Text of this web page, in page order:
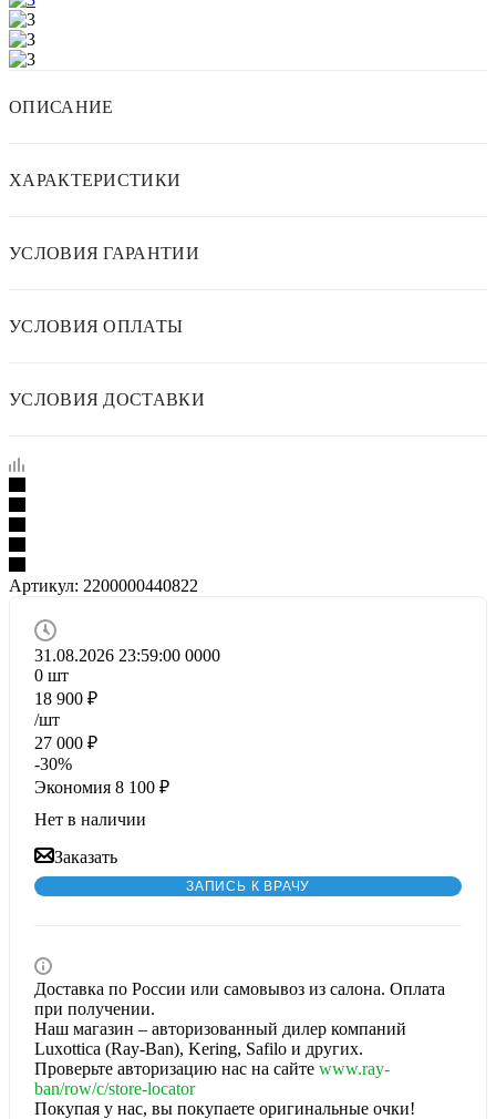
ОПИСАНИЕ
ХАРАКТЕРИСТИКИ
УСЛОВИЯ ГАРАНТИИ
УСЛОВИЯ ОПЛАТЫ
УСЛОВИЯ ДОСТАВКИ
Артикул: 2200000440822
31.08.2026 23:59:00 0000
0 шт
18 900 ₽
/шт
27 000 ₽
-30%
Экономия 8 100 ₽
Нет в наличии
Заказать
ЗАПИСЬ К ВРАЧУ
Доставка по России или самовывоз из салона. Оплата
при получении.
Наш магазин – авторизованный дилер компаний
Luxottica (Ray-Ban), Kering, Safilo и других.
Проверьте авторизацию нас на сайте www.ray-
ban/row/c/store-locator
Покупая у нас, вы покупаете оригинальные очки!